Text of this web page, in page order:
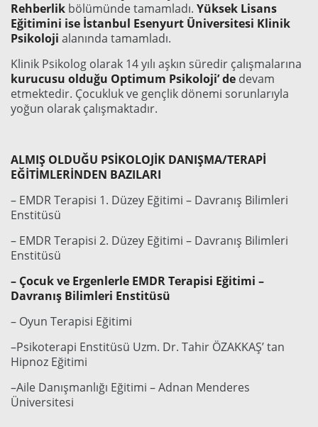
Rehberlik bölümünde tamamladı. Yüksek Lisans
Eğitimini ise İstanbul Esenyurt Üniversitesi Klinik
Psikoloji alanında tamamladı.
Klinik Psikolog olarak 14 yılı aşkın süredir çalışmalarına
kurucusu olduğu Optimum Psikoloji’ de devam
etmektedir. Çocukluk ve gençlik dönemi sorunlarıyla
yoğun olarak çalışmaktadır.
ALMIŞ OLDUĞU PSİKOLOJİK DANIŞMA/TERAPİ
EĞİTİMLERİNDEN BAZILARI
– EMDR Terapisi 1. Düzey Eğitimi – Davranış Bilimleri
Enstitüsü
– EMDR Terapisi 2. Düzey Eğitimi – Davranış Bilimleri
Enstitüsü
– Çocuk ve Ergenlerle EMDR Terapisi Eğitimi –
Davranış Bilimleri Enstitüsü
– Oyun Terapisi Eğitimi
–Psikoterapi Enstitüsü Uzm. Dr. Tahir ÖZAKKAŞ’ tan
Hipnoz Eğitimi
–Aile Danışmanlığı Eğitimi – Adnan Menderes
Üniversitesi